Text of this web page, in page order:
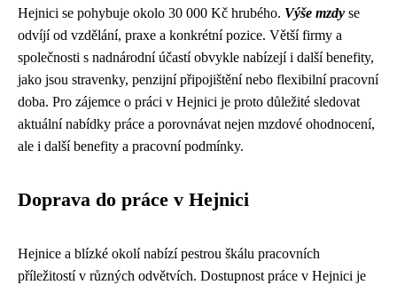
Hejnici se pohybuje okolo 30 000 Kč hrubého. Výše mzdy se
odvíjí od vzdělání, praxe a konkrétní pozice. Větší firmy a
společnosti s nadnárodní účastí obvykle nabízejí i další benefity,
jako jsou stravenky, penzijní připojištění nebo flexibilní pracovní
doba. Pro zájemce o práci v Hejnici je proto důležité sledovat
aktuální nabídky práce a porovnávat nejen mzdové ohodnocení,
ale i další benefity a pracovní podmínky.
Doprava do práce v Hejnici
Hejnice a blízké okolí nabízí pestrou škálu pracovních
příležitostí v různých odvětvích. Dostupnost práce v Hejnici je